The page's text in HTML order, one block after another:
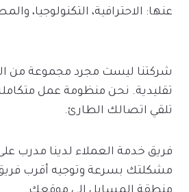
عنها: الاحترافية، التكنولوجيا،
شركتنا ليست مجرد مجموعة من
تقليدية. نحن منظومة عمل
تلقي اتصالك الطارئ.
فريق خدمة العملاء لدينا مدرب
مشكلتك بسرعة وتوجيه أقرب